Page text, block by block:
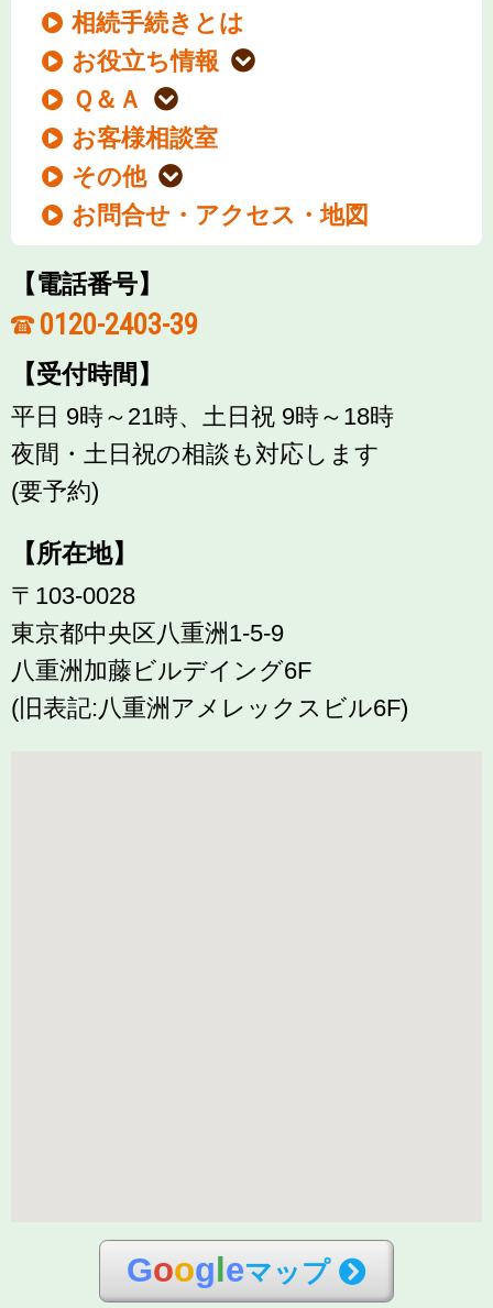
相続手続きとは
お役立ち情報
Ｑ＆Ａ
お客様相談室
その他
お問合せ・アクセス・地図
【電話番号】
0120-2403-39
【受付時間】
平日 9時～21時、土日祝 9時～18時
夜間・土日祝の相談も対応します
(要予約)
【所在地】
〒103-0028
東京都中央区八重洲1-5-9
八重洲加藤ビルデイング6F
(旧表記:八重洲アメレックスビル6F)
Googleマップ